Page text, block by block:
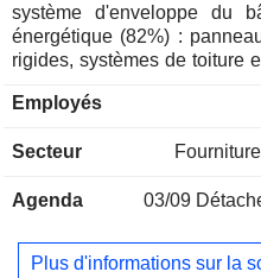
système d'enveloppe du
énergétique (82%) :
rigides, systèmes de toiture et
: systèmes d'éclairage
notamment aux centres
production dans le monde. La répartition géographique du
Europe centrale et du Nord
autres (7,6%).
Employés
Secteur
Agenda 03/09
Plus d'informations sur la